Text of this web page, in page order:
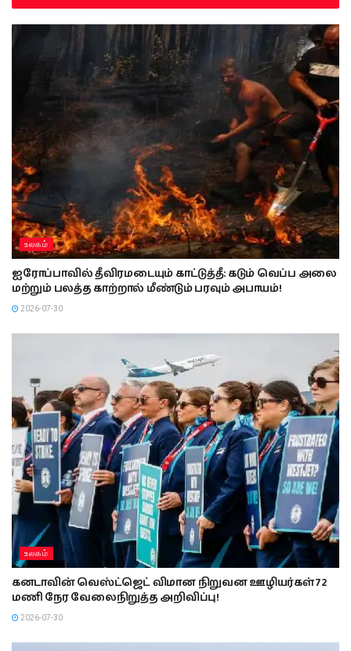
உலகம்
ஐரோப்பாவில் தீவிரமடையும் காட்டுத்தீ: கடும் வெப்ப அலை
மற்றும் பலத்த காற்றால் மீண்டும் பரவும் அபாயம்!
2026-07-30
உலகம்
கனடாவின் வெஸ்ட்ஜெட் விமான நிறுவன ஊழியர்கள் 72
மணி நேர வேலைநிறுத்த அறிவிப்பு!
2026-07-30